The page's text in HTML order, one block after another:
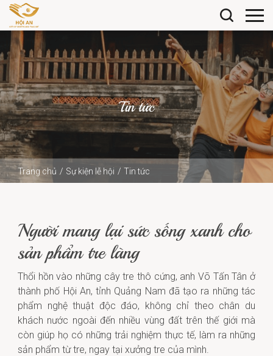
Tin tức
Trang chủ Sự kiện lễ hội
Tin tức
Người mang lại sức sống xanh cho
sản phẩm tre làng
Thổi hồn vào những cây tre thô cứng, anh Võ Tấn Tân ở
thành phố Hội An, tỉnh Quảng Nam đã tạo ra những tác
phẩm nghệ thuật độc đáo, không chỉ theo chân du
khách nước ngoài đến nhiều vùng đất trên thế giới mà
còn giúp họ có những trải nghiệm thực tế, làm ra những
sản phẩm từ tre, ngay tại xưởng tre của mình.